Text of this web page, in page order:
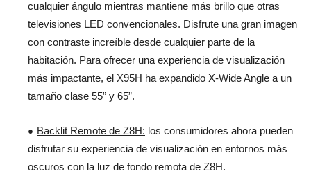
cualquier ángulo mientras mantiene más brillo que otras
televisiones LED convencionales. Disfrute una gran imagen
con contraste increíble desde cualquier parte de la
habitación. Para ofrecer una experiencia de visualización
más impactante, el X95H ha expandido X-Wide Angle a un
tamaño clase 55” y 65”.
Backlit Remote de Z8H: los consumidores ahora pueden
disfrutar su experiencia de visualización en entornos más
oscuros con la luz de fondo remota de Z8H.